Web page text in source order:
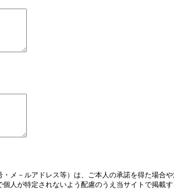
メ－ルアドレス等）は、ご本人の承諾を得た場合
人が特定されないよう配慮のうえ当サイトで掲載